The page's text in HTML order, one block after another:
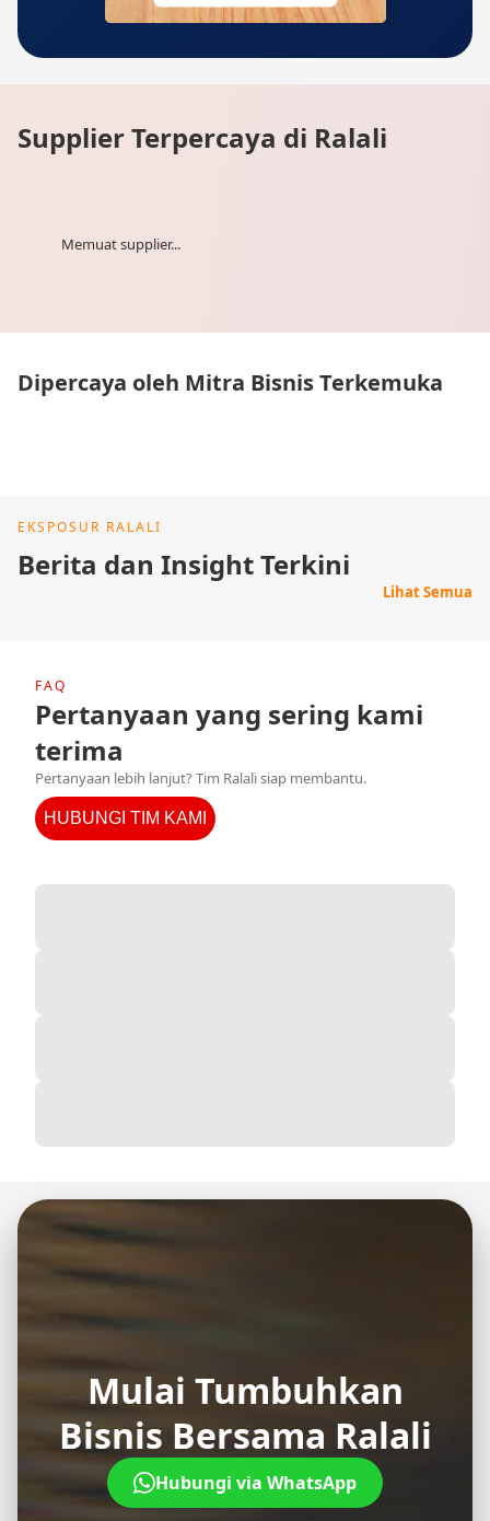
Supplier Terpercaya di Ralali
Memuat supplier...
Dipercaya oleh Mitra Bisnis Terkemuka
EKSPOSUR RALALI
Berita dan Insight Terkini
Lihat Semua
FAQ
Pertanyaan yang sering kami
terima
Pertanyaan lebih lanjut? Tim Ralali siap membantu.
HUBUNGI TIM KAMI
Mulai Tumbuhkan
Bisnis Bersama Ralali
Hubungi via WhatsApp